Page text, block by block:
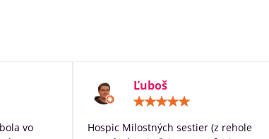
/
5 vo
Ľuboš
/
5
Hospic Milostných sestier (z rehole